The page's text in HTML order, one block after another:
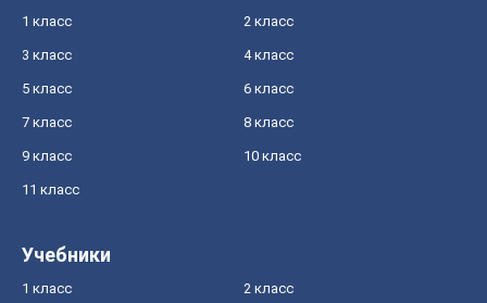
1 класс 2 класс
3 класс 4 класс
5 класс 6 класс
7 класс 8 класс
9 класс 10 класс
11 класс
Учебники
1 класс 2 класс